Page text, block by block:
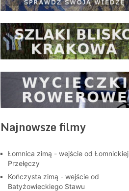
Najnowsze filmy
Łomnica zimą - wejście od Łomnickiej
Przełęczy
Kończysta zimą - wejście od
Batyżowieckiego Stawu